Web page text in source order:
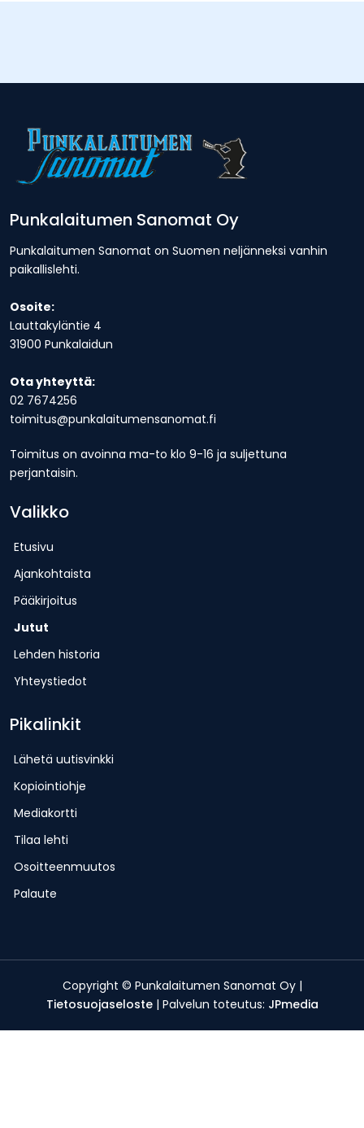
Punkalaitumen Sanomat Oy
Punkalaitumen Sanomat on Suomen neljänneksi vanhin
paikallislehti.
Osoite:
Lauttakyläntie 4
31900 Punkalaidun
Ota yhteyttä:
02 7674256
toimitus@punkalaitumensanomat.fi
Toimitus on avoinna ma-to klo 9-16 ja suljettuna
perjantaisin.
Valikko
Etusivu
Ajankohtaista
Pääkirjoitus
Jutut
Lehden historia
Yhteystiedot
Pikalinkit
Lähetä uutisvinkki
Kopiointiohje
Mediakortti
Tilaa lehti
Osoitteenmuutos
Palaute
Copyright © Punkalaitumen Sanomat Oy |
Tietosuojaseloste| Palvelun toteutus: JPmedia